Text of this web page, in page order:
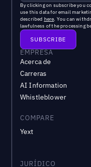
By clicking on subscribe you
use this data for email
described here. You can
lawfulness of the processing
EMPRESA
Acerca de
Carreras
AI Information
Whistleblower
COMPARE
Yext
JURÍDICO